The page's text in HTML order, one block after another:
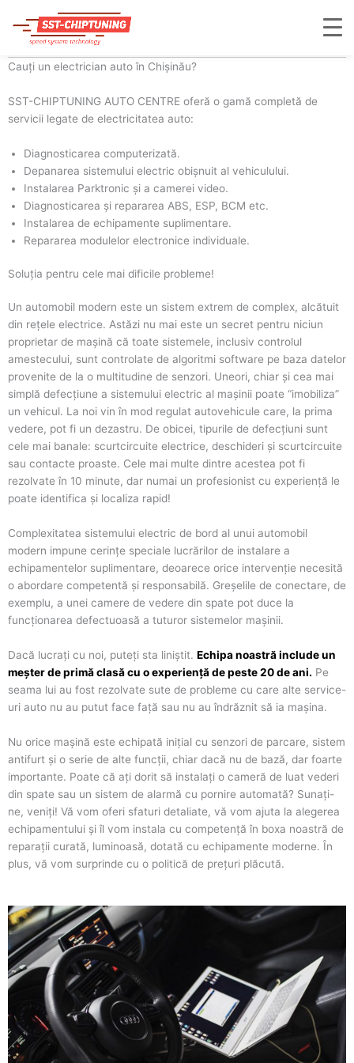
content
O gamă largă de servicii
Cauți un electrician auto în Chișinău?
SST-CHIPTUNING AUTO CENTRE oferă o gamă completă de
servicii legate de electricitatea auto:
Diagnosticarea computerizată.
Depanarea sistemului electric obișnuit al vehiculului.
Instalarea Parktronic și a camerei video.
Diagnosticarea și repararea ABS, ESP, BCM etc.
Instalarea de echipamente suplimentare.
Repararea modulelor electronice individuale.
Soluția pentru cele mai dificile probleme!
Un automobil modern este un sistem extrem de complex, alcătuit
din rețele electrice. Astăzi nu mai este un secret pentru niciun
proprietar de mașină că toate sistemele, inclusiv controlul
amestecului, sunt controlate de algoritmi software pe baza datelor
provenite de la o multitudine de senzori. Uneori, chiar și cea mai
simplă defecțiune a sistemului electric al mașinii poate “imobiliza”
un vehicul. La noi vin în mod regulat autovehicule care, la prima
vedere, pot fi un dezastru. De obicei, tipurile de defecțiuni sunt
cele mai banale: scurtcircuite electrice, deschideri și scurtcircuite
sau contacte proaste. Cele mai multe dintre acestea pot fi
rezolvate în 10 minute, dar numai un profesionist cu experiență le
poate identifica și localiza rapid!
Complexitatea sistemului electric de bord al unui automobil
modern impune cerințe speciale lucrărilor de instalare a
echipamentelor suplimentare, deoarece orice intervenție necesită
o abordare competentă și responsabilă. Greșelile de conectare, de
exemplu, a unei camere de vedere din spate pot duce la
funcționarea defectuoasă a tuturor sistemelor mașinii.
Dacă lucrați cu noi, puteți sta liniștit. Echipa noastră include un
meșter de primă clasă cu o experiență de peste 20 de ani. Pe
seama lui au fost rezolvate sute de probleme cu care alte service-
uri auto nu au putut face față sau nu au îndrăznit să ia mașina.
Nu orice mașină este echipată inițial cu senzori de parcare, sistem
antifurt și o serie de alte funcții, chiar dacă nu de bază, dar foarte
importante. Poate că ați dorit să instalați o cameră de luat vederi
din spate sau un sistem de alarmă cu pornire automată? Sunați-
ne, veniți! Vă vom oferi sfaturi detaliate, vă vom ajuta la alegerea
echipamentului și îl vom instala cu competență în boxa noastră de
reparații curată, luminoasă, dotată cu echipamente moderne. În
plus, vă vom surprinde cu o politică de prețuri plăcută.